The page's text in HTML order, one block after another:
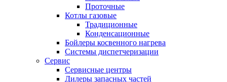
Проточные
Котлы газовые
Традиционные
Конденсационные
Бойлеры косвенного нагрева
Системы диспетчеризации
Сервис
Сервисные центры
Дилеры запасных частей